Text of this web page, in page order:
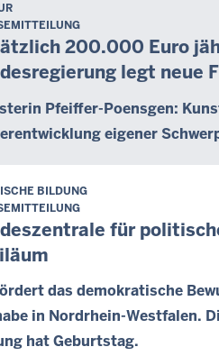
200.000 Euro
legt neue
Pfeiffer-Poensgen:
eigener
BILDUNG
für
das demokratische
in Nordrhein-Westfalen.
hat Geburtstag.